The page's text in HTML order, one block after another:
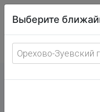
фермерских
товаров
Выберите
Орехово-Зуевский